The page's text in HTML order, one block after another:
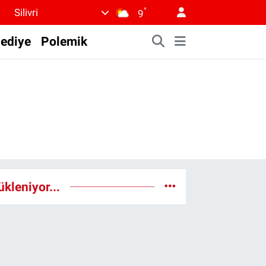
Silivri 9°
Polemik